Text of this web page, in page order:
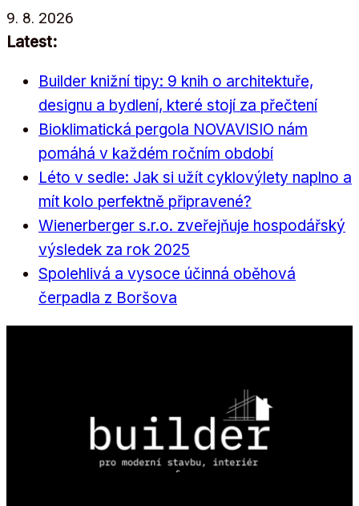
Přeskočit
na
9. 8. 2026
Latest:
Builder knižní tipy: 9 knih o architektuře,
designu a bydlení, které stojí za přečtení
Bioklimatická pergola NOVAVISIO nám
pomáhá v každém ročním období
Léto v sedle: Jak si užít cyklovýlety naplno a
mít kolo perfektně připravené?
Wienerberger s.r.o. zveřejňuje hospodářský
výsledek za rok 2025
Spolehlivá a vysoce účinná oběhová
čerpadla z Boršova